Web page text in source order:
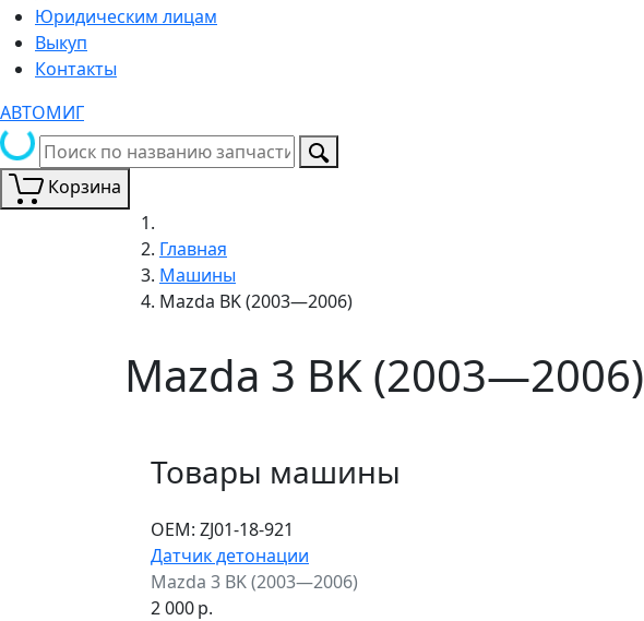
Юридическим лицам
Выкуп
Контакты
АВТОМИГ
Корзина
Главная
Машины
Mazda BK (2003—2006)
Mazda 3 BK (2003—2006)
Товары машины
ОЕМ: ZJ01-18-921
Датчик детонации
Mazda 3 BK (2003—2006)
2 000р.